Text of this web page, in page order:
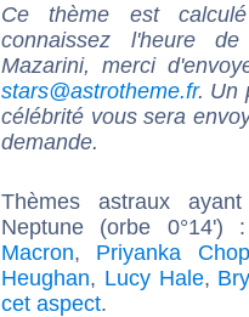
Ce thème est
connaissez l'heure
Mazarini, merci
stars@astrotheme.fr. Un
célébrité vous sera
demande.
Thèmes astraux
Neptune (orbe
Macron, Priyanka
Heughan, Lucy Hale,
cet aspect.